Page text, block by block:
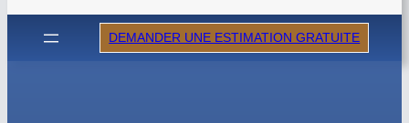
DEMANDER UNE ESTIMATION GRATUITE